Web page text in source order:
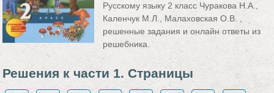
Русскому языку 2 класс Чуракова Н.А.,
Каленчук М.Л., Малаховская О.В. ,
решенные задания и онлайн ответы из
решебника.
Решения к части 1. Страницы